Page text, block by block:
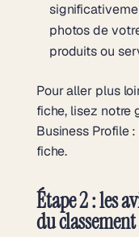
photos de
produits ou
Pour aller plus
fiche, lisez notre
Business Profile
fiche.
Étape 2 : les
du